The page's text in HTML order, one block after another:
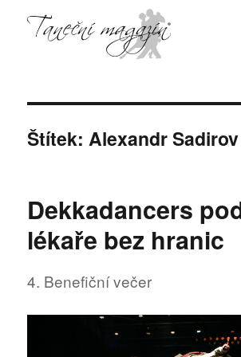
Štítek:Alexandr Sadirov
Dekkadancers
lékaře bez hranic
4. Benefiční večer